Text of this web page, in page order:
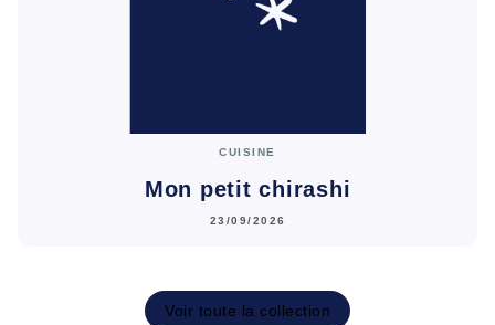
CUISINE
Mon petit chirashi
23/09/2026
Voir toute la collection